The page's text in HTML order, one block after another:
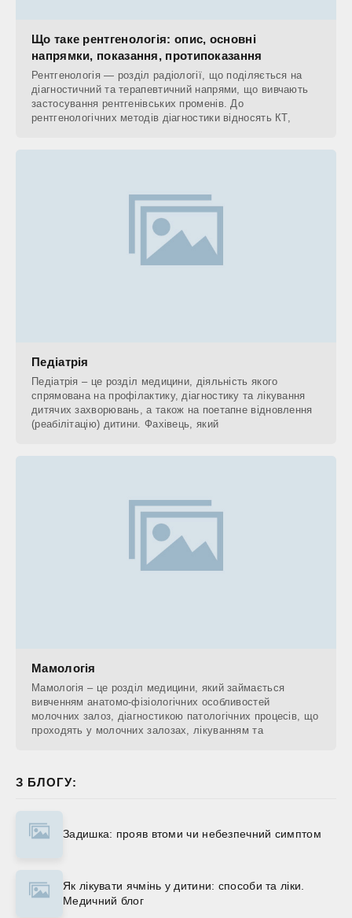
Що таке рентгенологія: опис, основні
напрямки, показання, протипоказання
Рентгенологія — розділ радіології, що поділяється на
діагностичний та терапевтичний напрями, що вивчають
застосування рентгенівських променів. До
рентгенологічних методів діагностики відносять КТ,
Педіатрія
Педіатрія – це розділ медицини, діяльність якого
спрямована на профілактику, діагностику та лікування
дитячих захворювань, а також на поетапне відновлення
(реабілітацію) дитини. Фахівець, який
Мамологія
Мамологія – це розділ медицини, який займається
вивченням анатомо-фізіологічних особливостей
молочних залоз, діагностикою патологічних процесів, що
проходять у молочних залозах, лікуванням та
З БЛОГУ:
Задишка: прояв втоми чи небезпечний симптом
Як лікувати ячмінь у дитини: способи та ліки.
Медичний блог